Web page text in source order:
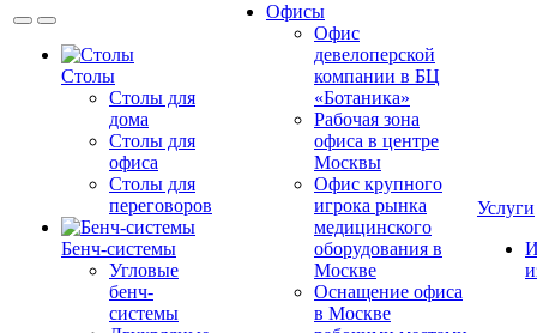
Столы
Столы для
дома
Столы для
офиса
Столы для
переговоров
Бенч-системы
Угловые
бенч-
системы
Офисы
Офис
девелоперской
компании в БЦ
«Ботаника»
Рабочая зона
офиса в центре
Москвы
Офис крупного
игрока рынка
медицинского
оборудования в
Москве
Оснащение офиса
в Москве
Услуги